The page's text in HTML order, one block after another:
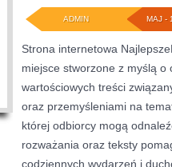
MAJ -
ADMIN
Strona internetowa
miejsce stworzone z myślą o
wartościowych treści
oraz przemyśleniami na
której odbiorcy mogą
rozważania oraz teksty
codziennych wydarzeń i